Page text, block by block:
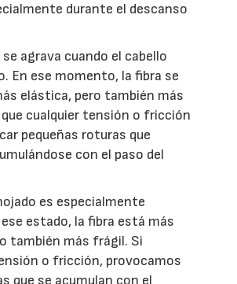
durante el descanso
agrava cuando el cabello
En ese momento, la fibra se
elástica, pero también más
cualquier tensión o fricción
pequeñas roturas que
con el paso del
es especialmente
estado, la fibra está más
también más frágil. Si
o fricción, provocamos